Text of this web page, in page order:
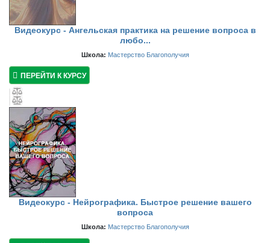
Видеокурс - Ангельская практика на решение вопроса в
любо...
Школа: Мастерство Благополучия
ПЕРЕЙТИ К КУРСУ
Видеокурс - Нейрографика. Быстрое решение вашего
вопроса
Школа: Мастерство Благополучия